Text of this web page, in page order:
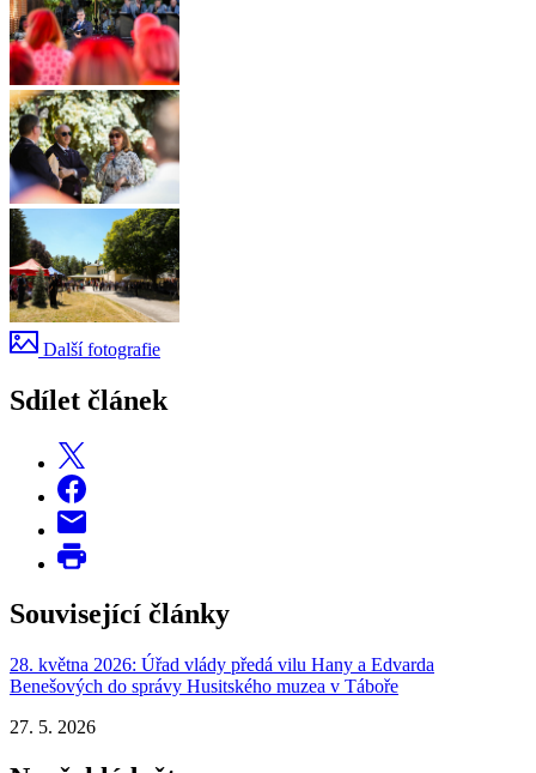
Další fotografie
Sdílet článek
Související články
28. května 2026: Úřad vlády předá vilu Hany a Edvarda
Benešových do správy Husitského muzea v Táboře
27. 5. 2026